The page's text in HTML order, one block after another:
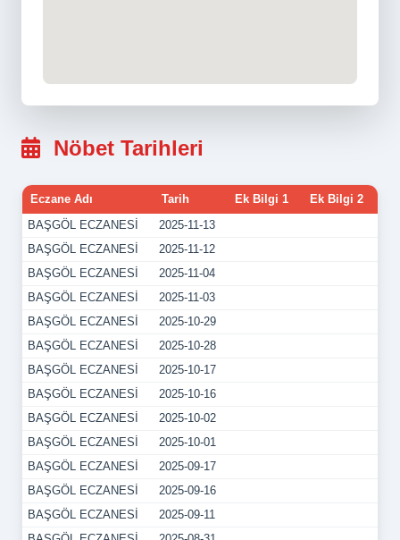
Nöbet Tarihleri
Eczane Adı Tarih Ek Bilgi 1
Ek Bilgi 2
BAŞGÖL ECZANESİ
2025-11-13
BAŞGÖL ECZANESİ
2025-11-12
BAŞGÖL ECZANESİ
2025-11-04
BAŞGÖL ECZANESİ
2025-11-03
BAŞGÖL ECZANESİ
2025-10-29
BAŞGÖL ECZANESİ
2025-10-28
BAŞGÖL ECZANESİ
2025-10-17
BAŞGÖL ECZANESİ
2025-10-16
BAŞGÖL ECZANESİ
2025-10-02
BAŞGÖL ECZANESİ
2025-10-01
BAŞGÖL ECZANESİ
2025-09-17
BAŞGÖL ECZANESİ
2025-09-16
BAŞGÖL ECZANESİ
2025-09-11